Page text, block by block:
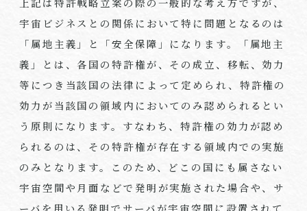
宇宙ビジネスとの関係において特に問題となるのは
「属地主義」と「安全保障」になります。「属地主
義」とは、各国の特許権が、その成立、移転、効力
等につき当該国の法律によって定められ、特許権の
効力が当該国の領域内においてのみ認められるとい
う原則になります。すなわち、特許権の効力が認め
られるのは、その特許権が存在する領域内での実施
のみとなります。このため、どこの国にも属さない
宇宙空間や月面などで発明が実施された場合や、サ
ーバを用いる発明でサーバが宇宙空間に設置されて